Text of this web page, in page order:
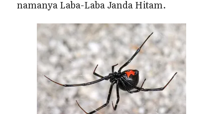
namanya Laba-Laba Janda Hitam.